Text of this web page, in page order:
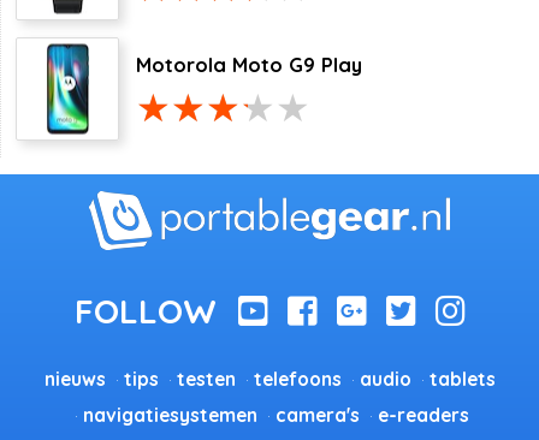
Motorola Moto G9 Play
nieuws tips testen telefoons audio
tablets
navigatiesystemen
camera's
e-readers